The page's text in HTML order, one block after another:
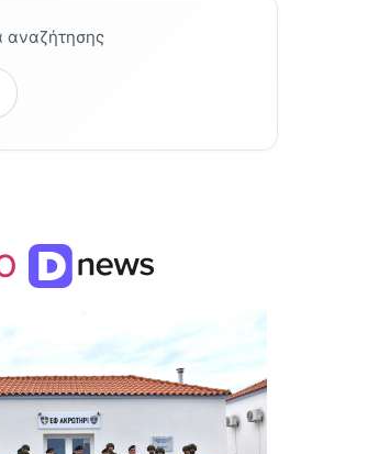
αναζήτησης